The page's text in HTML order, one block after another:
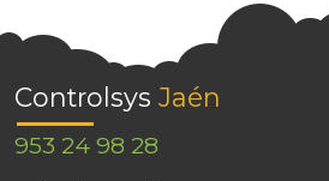
Controlsys Jaén
953 24 98 28